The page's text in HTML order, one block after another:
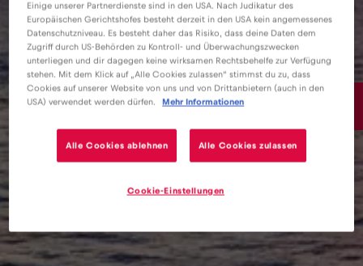
15€
Einige unserer Partnerdienste sind in den USA. Nach Judikatur des
Europäischen Gerichtshofes besteht derzeit in den USA kein angemessenes
Datenschutzniveau. Es besteht daher das Risiko, dass deine Daten dem
Zugriff durch US-Behörden zu Kontroll- und Überwachungszwecken
unterliegen und dir dagegen keine wirksamen Rechtsbehelfe zur Verfügung
stehen. Mit dem Klick auf „Alle Cookies zulassen“ stimmst du zu, dass
Cookies auf unserer Website von uns und von Drittanbietern (auch in den
USA) verwendet werden dürfen.
Mehr Informationen
Alle Cookies ablehnen Alle Cookies zulassen
Cookie-Einstellungen